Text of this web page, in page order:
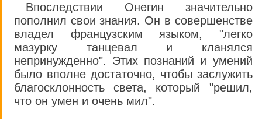
Впоследствии Онегин значительно
пополнил свои знания. Он в совершенстве
владел французским языком, "легко
мазурку танцевал и кланялся
непринужденно". Этих познаний и умений
было вполне достаточно, чтобы заслужить
благосклонность света, который "решил,
что он умен и очень мил".